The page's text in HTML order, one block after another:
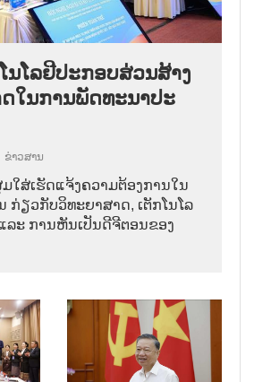
ນ​ໂລ​ຢີ​ປະ​ກອບ​ສ່ວນ​ສ້າງ​
ໃນ​ການ​ພັດ​ທະ​ນາ​ປະ​
ຂ່າວສານ
ໃສ່​ເຮັດ​ແຈ້ງ​ຄວາມ​ຕ້ອງ​ການ​ໃນ​
ກ່ຽວ​ກັບ​ວິ​ທະ​ຍາ​ສາດ, ເຕັກ​ໂນ​ໂລ​
ລະ ການ​ຫັນ​ເປັນ​ດີ​ຈີ​ຕອນ​ຂອງ